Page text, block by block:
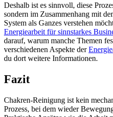
Deshalb ist es sinnvoll, diese
sondern im Zusammenhang mit
System als Ganzes verstehen
Energiearbeit für sinnstarkes
darauf, warum manche Themen
verschiedenen Aspekte der
du dort weitere Informationen.
Fazit
Chakren-Reinigung ist kein
Prozess, bei dem wieder